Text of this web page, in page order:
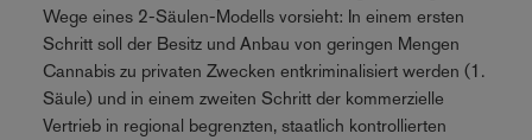
Wege eines 2-Säulen-Modells vorsieht: In einem ersten
Schritt soll der Besitz und Anbau von geringen Mengen
Cannabis zu privaten Zwecken entkriminalisiert werden (1.
Säule) und in einem zweiten Schritt der kommerzielle
Vertrieb in regional begrenzten, staatlich kontrollierten